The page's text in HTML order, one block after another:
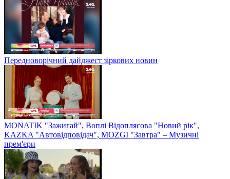
Передноворічний дайджест зіркових новин
MONATIK "Зажигай", Воплі Відоплясова "Новий рік",
KAZKA "Автовідповідач", MOZGI "Завтра" – Музичні
прем'єри